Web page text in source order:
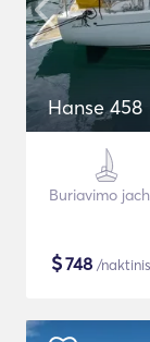
Hanse 458
Buriavimo
$748 /naktinis